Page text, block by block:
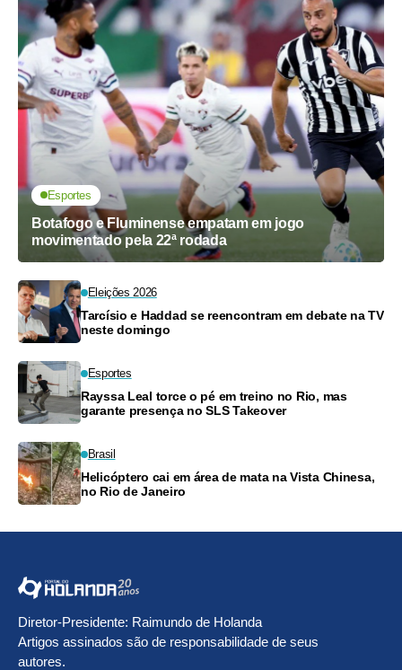
Esportes
Botafogo e Fluminense empatam em jogo
movimentado pela 22ª rodada
Eleições 2026
Tarcísio e Haddad se reencontram em debate na TV
neste domingo
Esportes
Rayssa Leal torce o pé em treino no Rio, mas
garante presença no SLS Takeover
Brasil
Helicóptero cai em área de mata na Vista Chinesa,
no Rio de Janeiro
Diretor-Presidente: Raimundo de Holanda
Artigos assinados são de responsabilidade de seus
autores.